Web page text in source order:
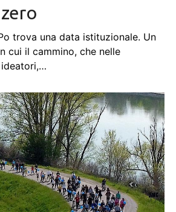
trova una data istituzionale. Un
cui il cammino, che nelle
…